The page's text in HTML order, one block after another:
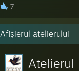
7
Afișierul atelierului
Atelierul